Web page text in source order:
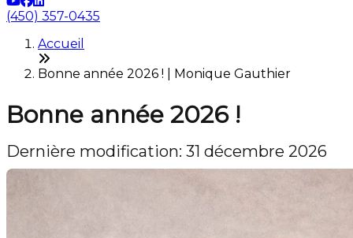
(450) 357-0435
Accueil
Bonne année 2026 ! | Monique Gauthier
Bonne année 2026 !
Dernière modification: 31 décembre 2026